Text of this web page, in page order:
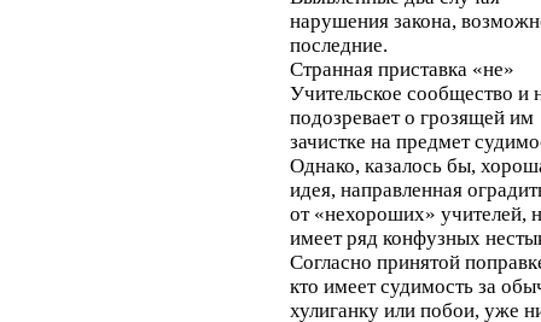
нарушения закона,
последние.
Странная приставка «не»
Учительское сообщество и
подозревает о грозящей им
зачистке на предмет
Однако, казалось бы,
идея, направленная
от «нехороших» учителей,
имеет ряд конфузных
Согласно принятой
кто имеет судимость за
хулиганку или побои, уже